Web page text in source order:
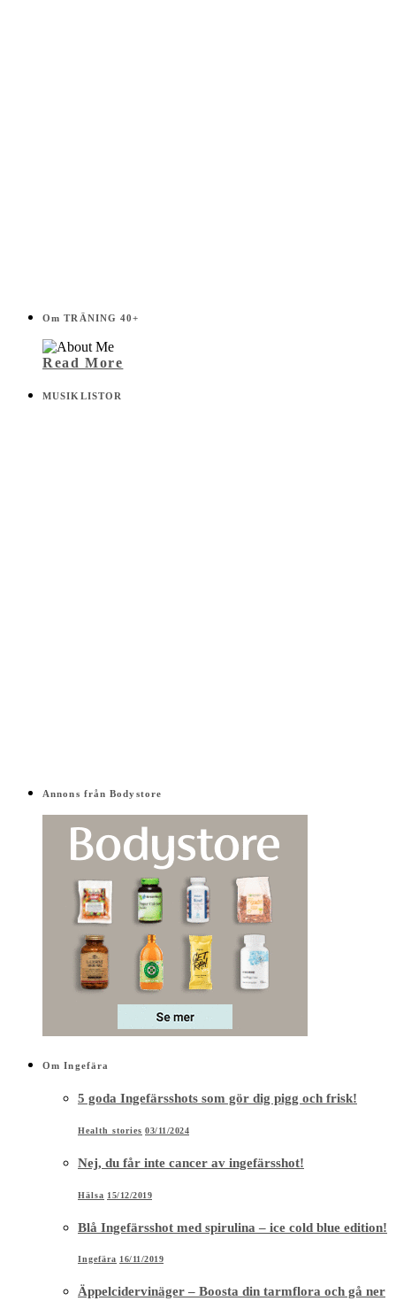
Om TRÄNING 40+
Read More
MUSIKLISTOR
Annons från Bodystore
Om Ingefära
5 goda Ingefärsshots som gör dig pigg och frisk!
Health stories 03/11/2024
Nej, du får inte cancer av ingefärsshot!
Hälsa 15/12/2019
Blå Ingefärsshot med spirulina – ice cold blue edition!
Ingefära 16/11/2019
Äppelcidervinäger – Boosta din tarmflora och gå ner